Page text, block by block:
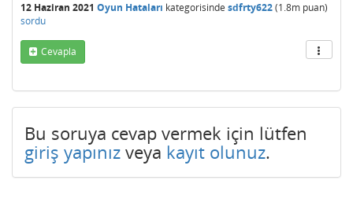
12 Haziran 2021 Oyun Hataları kategorisinde sdfrty622(1.8m puan)
sordu
Cevapla
Bu soruya cevap vermek için lütfen
giriş yapınız veya kayıt olunuz.